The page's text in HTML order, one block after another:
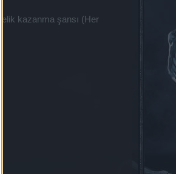
kazanma şansı (Her